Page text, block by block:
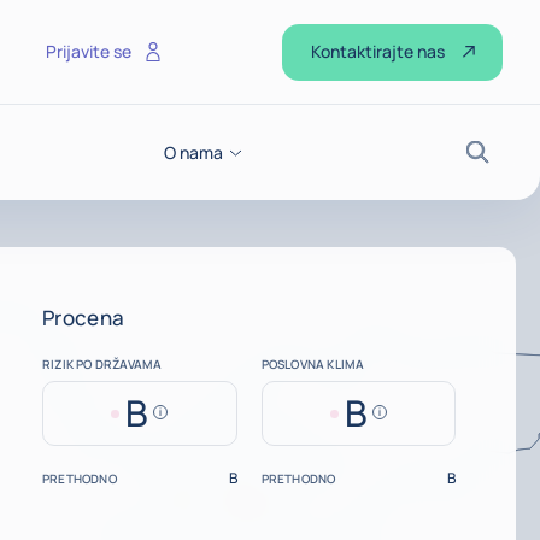
O nama
Prijavite se Kontaktirajte nas
Procena
RIZIK PO DRŽAVAMA
B Help
POSLOVNA KLIMA
B Help
PRETHODNO B PRETHODNO B